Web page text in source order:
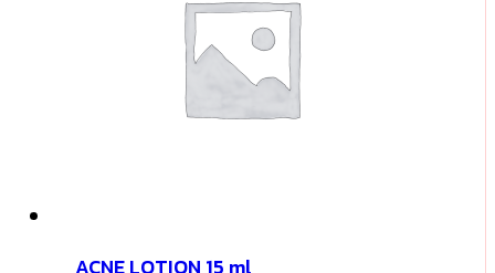
ACNE LOTION 15 ml